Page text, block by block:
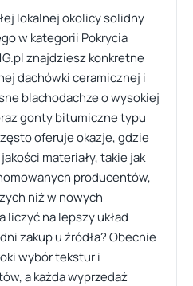
lokalnej okolicy solidny
w kategorii Pokrycia
znajdziesz konkretne
dachówki ceramicznej i
blachodachze o wysokiej
gonty bitumiczne typu
oferuje okazje, gdzie
materiały, takie jak
producentów,
niż w nowych
liczyć na lepszy układ
zakup u źródła? Obecnie
wybór tekstur i
a każda wyprzedaż